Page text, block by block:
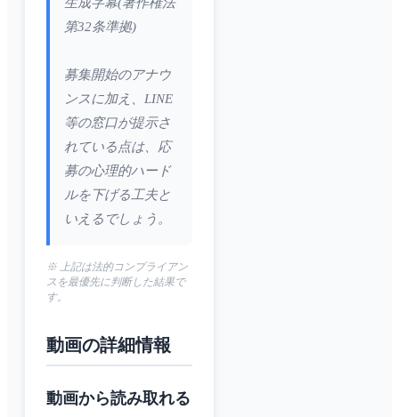
第32条準拠)
募集開始のアナウ
ンスに加え、LINE
等の窓口が提示さ
れている点は、応
募の心理的ハード
ルを下げる工夫と
いえるでしょう。
※ 上記は法的コンプライアン
スを最優先に判断した結果で
す。
動画の詳細情報
動画から読み取れる